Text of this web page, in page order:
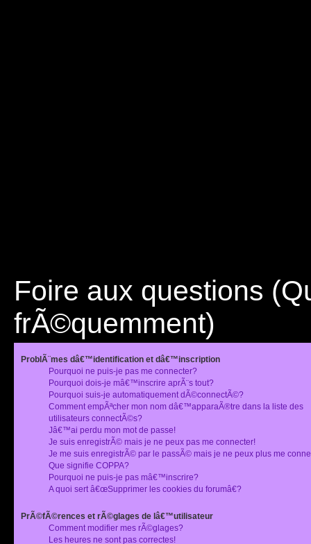
Foire aux questions
frÃ©quemment)
ProblÃ¨mes dâ€™identification et dâ€™inscription
Pourquoi ne puis-je pas me connecter?
Pourquoi dois-je mâ€™inscrire aprÃ¨s tout?
Pourquoi suis-je automatiquement dÃ©connectÃ©?
Comment empÃªcher mon nom dâ€™apparaÃ®tre dans la liste des
utilisateurs connectÃ©s?
Jâ€™ai perdu mon mot de passe!
Je suis enregistrÃ© mais je ne peux pas me connecter!
Je me suis enregistrÃ© par le passÃ© mais je ne peux plus me
Que signifie COPPA?
Pourquoi ne puis-je pas mâ€™inscrire?
A quoi sert â€œSupprimer les cookies du forumâ€?
PrÃ©fÃ©rences et rÃ©glages de lâ€™utilisateur
Comment modifier mes rÃ©glages?
Les heures ne sont pas correctes!